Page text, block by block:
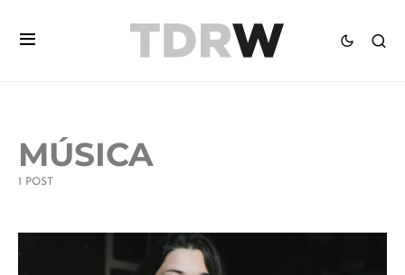
MÚSICA
1 POST